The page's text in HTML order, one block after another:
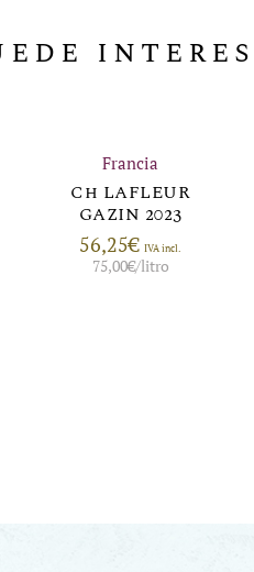
Francia
Ch LAFLEUR
GAZIN 2023
56,25€ IVA incl.
75,00€/litro